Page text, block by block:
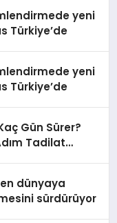
yeni
Türkiye’de
yeni
Türkiye’de
Gün Sürer?
Tadilat
dünyaya
sürdürüyor